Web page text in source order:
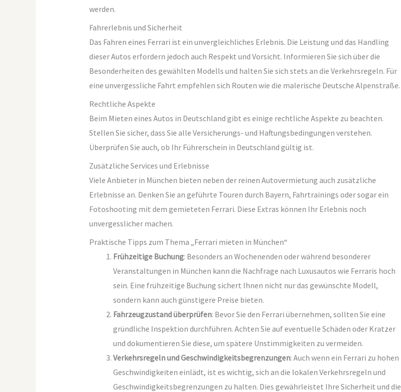
werden.
Fahrerlebnis und Sicherheit
Das Fahren eines Ferrari ist ein unvergleichliches Erlebnis. Die Leistung und das Handling
dieser Autos erfordern jedoch auch Respekt und Vorsicht. Informieren Sie sich über die
Besonderheiten des gewählten Modells und halten Sie sich stets an die Verkehrsregeln. Für
eine unvergessliche Fahrt empfehlen sich Routen wie die malerische Deutsche Alpenstraße.
Rechtliche Aspekte
Beim Mieten eines Autos in Deutschland gibt es einige rechtliche Aspekte zu beachten.
Stellen Sie sicher, dass Sie alle Versicherungs- und Haftungsbedingungen verstehen.
Überprüfen Sie auch, ob Ihr Führerschein in Deutschland gültig ist.
Zusätzliche Services und Erlebnisse
Viele Anbieter in München bieten neben der reinen Autovermietung auch zusätzliche
Erlebnisse an. Denken Sie an geführte Touren durch Bayern, Fahrtrainings oder sogar ein
Fotoshooting mit dem gemieteten Ferrari. Diese Extras können Ihr Erlebnis noch
unvergesslicher machen.
Praktische Tipps zum Thema „Ferrari mieten in München“
Frühzeitige Buchung: Besonders an Wochenenden oder während besonderer
Veranstaltungen in München kann die Nachfrage nach Luxusautos wie Ferraris hoch
sein. Eine frühzeitige Buchung sichert Ihnen nicht nur das gewünschte Modell,
sondern kann auch günstigere Preise bieten.
Fahrzeugzustand überprüfen: Bevor Sie den Ferrari übernehmen, sollten Sie eine
gründliche Inspektion durchführen. Achten Sie auf eventuelle Schäden oder Kratzer
und dokumentieren Sie diese, um spätere Unstimmigkeiten zu vermeiden.
Verkehrsregeln und Geschwindigkeitsbegrenzungen: Auch wenn ein Ferrari zu hohen
Geschwindigkeiten einlädt, ist es wichtig, sich an die lokalen Verkehrsregeln und
Geschwindigkeitsbegrenzungen zu halten. Dies gewährleistet Ihre Sicherheit und die